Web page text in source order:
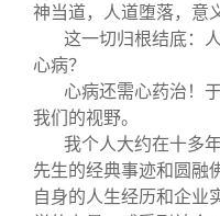
神当道，人道堕落，意
这一切归根结底：
心病？
心病还需心药治！
我们的视野。
我个人大约在十多
先生的经典事迹和圆融
自身的人生经历和企业